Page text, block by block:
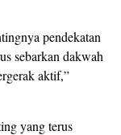
pendekatan
sebarkan dakwah
aktif,”
yang terus